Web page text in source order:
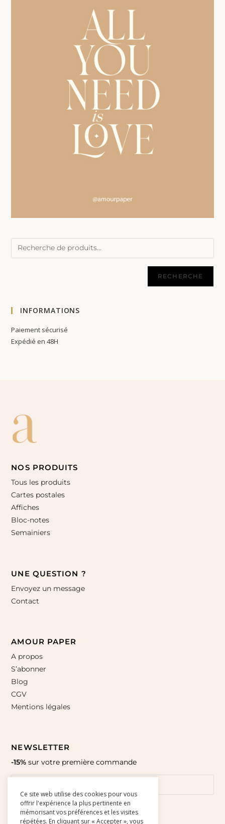
RECHERCHE
INFORMATIONS
Paiement sécurisé
Expédié en 48H
NOS PRODUITS
Tous les produits
Cartes postales
Affiches
Bloc-notes
Semainiers
UNE QUESTION ?
Envoyez un message
Contact
AMOUR PAPER
A propos
S’abonner
Blog
CGV
Mentions légales
NEWSLETTER
-15% sur votre première commande
Ce site web utilise des cookies pour vous
offrir l'expérience la plus pertinente en
mémorisant vos préférences et les visites
répétées. En cliquant sur « Accepter », vous